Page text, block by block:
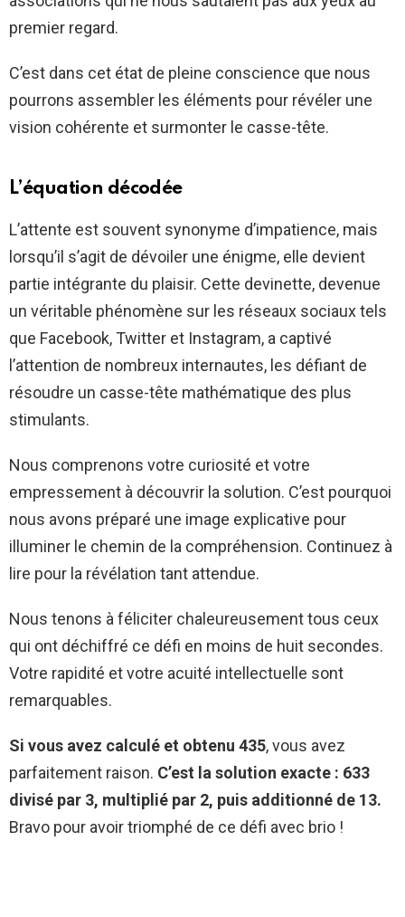
premier regard.
C’est dans cet état de pleine conscience que nous
pourrons assembler les éléments pour révéler une
vision cohérente et surmonter le casse-tête.
L’équation décodée
L’attente est souvent synonyme d’impatience, mais
lorsqu’il s’agit de dévoiler une énigme, elle devient
partie intégrante du plaisir. Cette devinette, devenue
un véritable phénomène sur les réseaux sociaux tels
que Facebook, Twitter et Instagram, a captivé
l’attention de nombreux internautes, les défiant de
résoudre un casse-tête mathématique des plus
stimulants.
Nous comprenons votre curiosité et votre
empressement à découvrir la solution. C’est pourquoi
nous avons préparé une image explicative pour
illuminer le chemin de la compréhension. Continuez à
lire pour la révélation tant attendue.
Nous tenons à féliciter chaleureusement tous ceux
qui ont déchiffré ce défi en moins de huit secondes.
Votre rapidité et votre acuité intellectuelle sont
remarquables.
Si vous avez calculé et obtenu 435, vous avez
parfaitement raison. C’est la solution exacte : 633
divisé par 3, multiplié par 2, puis additionné de 13.
Bravo pour avoir triomphé de ce défi avec brio !